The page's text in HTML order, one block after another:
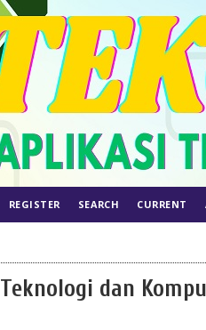
REGISTER SEARCH CURRENT
dan